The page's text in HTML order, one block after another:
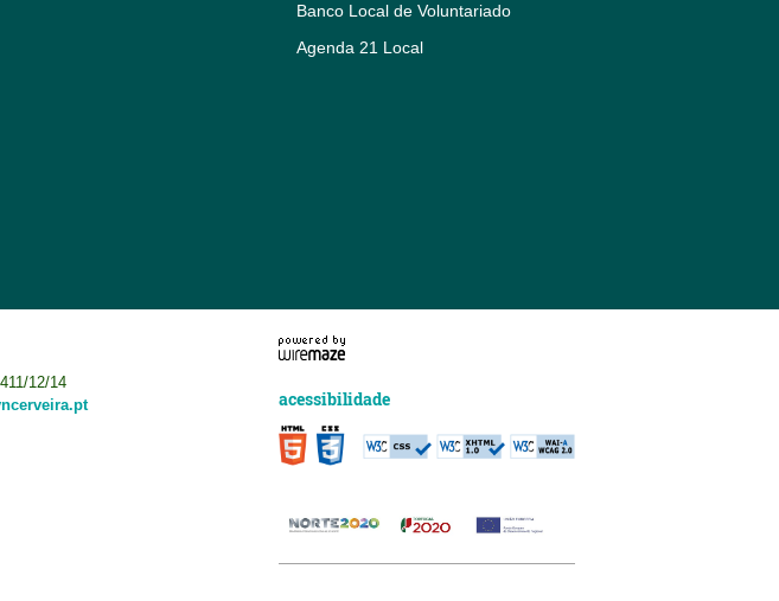
Banco Local de Voluntariado
Agenda 21 Local
12/14
acessibilidade